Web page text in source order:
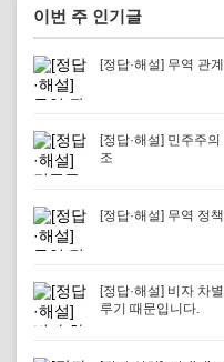
이번 주 인기글
[정답·해설] 무역 관
[정답·해설] 민주주
조
[정답·해설] 무역 정
[정답·해설] 비자 차
루기 때문입니다.